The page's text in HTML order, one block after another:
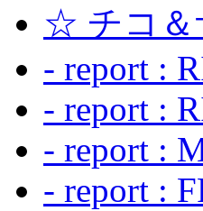
☆ チコ＆
- report :
- report :
- report :
- report :